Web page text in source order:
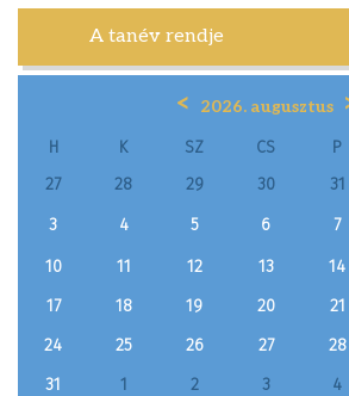
A tanév rendje
< 2026. augusztus
H K SZ CS P
27
28 29 30 31
3
4 5 6 7
10 11 12 13 14
17
18 19 20 21
24
25 26 27 28
31
1 2 3 4